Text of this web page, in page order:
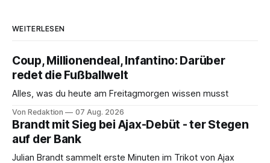
WEITERLESEN
Coup, Millionendeal, Infantino: Darüber
redet die Fußballwelt
Alles, was du heute am Freitagmorgen wissen musst
Von Redaktion 07 Aug. 2026
Brandt mit Sieg bei Ajax-Debüt - ter Stegen
auf der Bank
Julian Brandt sammelt erste Minuten im Trikot von Ajax